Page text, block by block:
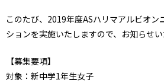
このたび、2019年度ASハリマアルビオン
ションを実施いたしますので、お知らせい
【募集要項】
対象：新中学1年生女子